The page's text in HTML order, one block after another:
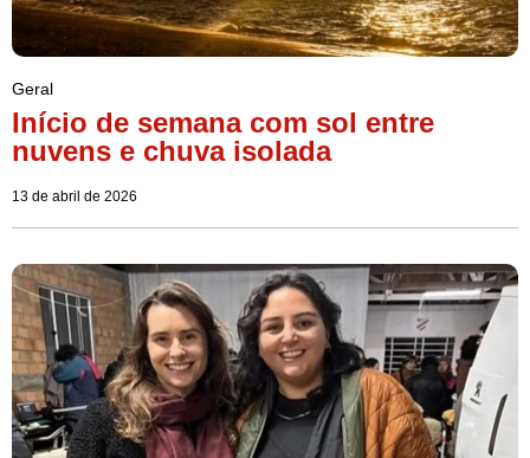
Geral
Início de semana com sol entre
nuvens e chuva isolada
13 de abril de 2026